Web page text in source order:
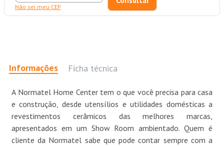
Não sei meu CEP
Informações Ficha técnica
A Normatel Home Center tem o que você precisa para casa
e construção, desde utensílios e utilidades domésticas a
revestimentos cerâmicos das melhores marcas,
apresentados em um Show Room ambientado. Quem é
cliente da Normatel sabe que pode contar sempre com a